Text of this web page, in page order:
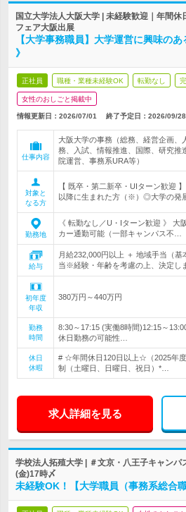
国立大学法人大阪大学 | 未経験歓迎｜年間
フェア大阪出展
【大学事務職員】大学運営に興味の
》
正社員 職種・業種未経験OK 転勤なし
女性のおしごと掲載中
情報更新日：2026/07/01 終了予定日： 2026/09/28
仕事内容
大阪大学の事務（総務、経営企画、
務、入試、情報推進、国際、研究推
院運営、事務系URA等）
対象と
なる方
【 既卒・第二新卒・UIターン歓迎
以降に生まれた方（※）◎大学の発
勤務地
《 転勤なし／U・Iターン歓迎 》
カー通勤可能（一部キャンパス不…
給与
月給232,000円以上 ＋ 地域手当（
当※経験・年齢を考慮の上、決定し
初年度
年収
380万円～440万円
勤務
時間
8:30～17:15 (実働8時間)12:15～
休日勤務の可能性…
休日
休暇
# ☆年間休日120日以上☆（2025年
制（土曜日、日曜日、祝日）*…
求人詳細を見る
学校法人拓殖大学 | ＃文京・八王子キャンパ
(金)17時〆
未経験OK！【大学職員（事務系総合職